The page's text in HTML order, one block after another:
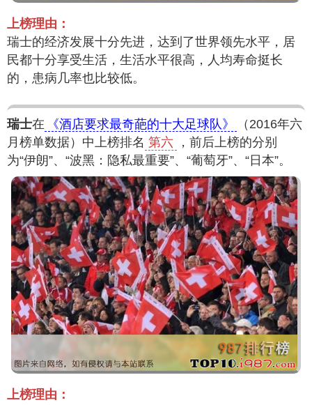
上榜理由：
瑞士的经济发展十分先进，达到了世界领先水平，居
民都十分享受生活，生活水平很高，人均寿命挺长
的，患病几率也比较低。
瑞士在 《酒店要求最奇葩的十大足球队》
（2016年六
月榜单数据）中上榜排名 第六
，前后上榜的分别
为“伊朗”、“波黑：隐私最重要”、“葡萄牙”、“日本”。
上榜理由：